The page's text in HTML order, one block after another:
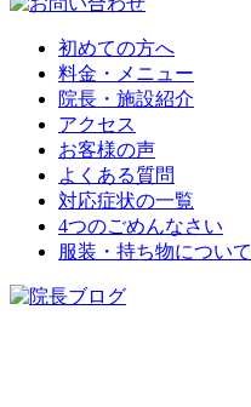
初めての方へ
料金・メニュー
院長・施設紹介
アクセス
お客様の声
よくある質問
対応症状の一覧
4つのごめんなさい
服装・持ち物について